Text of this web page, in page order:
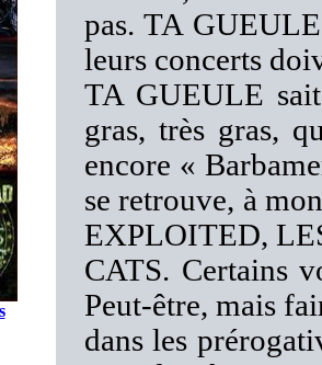
pas. TA
leurs concerts
TA GUEULE
gras, très gras,
encore «
se retrouve, à
EXPLOITED,
CATS. Certains
Peut-être, mais
dans les